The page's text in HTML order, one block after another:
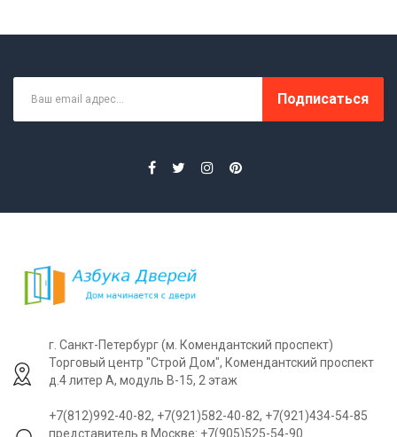
Подписаться
г. Санкт-Петербург (м. Комендантский проспект)
Торговый центр "Строй Дом", Комендантский проспект
д.4 литер А, модуль В-15, 2 этаж
+7(812)992-40-82, +7(921)582-40-82, +7(921)434-54-85
представитель в Москве: +7(905)525-54-90